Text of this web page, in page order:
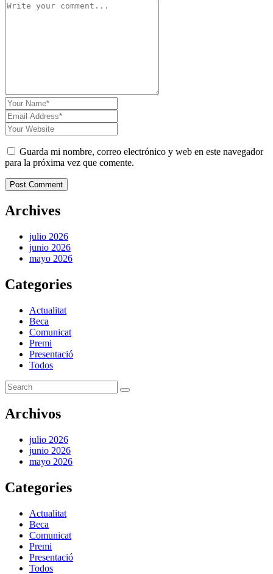
Guarda mi nombre, correo electrónico y web en este navegador
para la próxima vez que comente.
Post Comment
Archives
julio 2026
junio 2026
mayo 2026
Categories
Actualitat
Beca
Comunicat
Premi
Presentació
Todos
Archivos
julio 2026
junio 2026
mayo 2026
Categories
Actualitat
Beca
Comunicat
Premi
Presentació
Todos